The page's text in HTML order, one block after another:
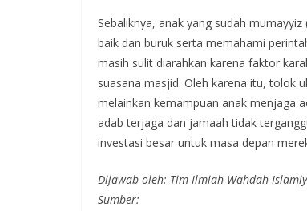
Sebaliknya, anak yang sudah
baik dan buruk serta memahami
masih sulit diarahkan karena faktor
suasana masjid. Oleh karena itu, tolok
melainkan kemampuan anak menjaga
adab terjaga dan jamaah tidak
investasi besar untuk masa depan
Dijawab oleh: Tim Ilmiah Wahdah
Sumber: